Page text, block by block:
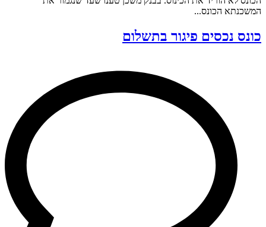
המשכנתא הכונס...
כונס נכסים פיגור בתשלום